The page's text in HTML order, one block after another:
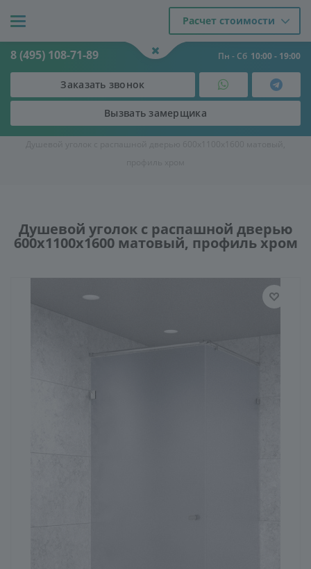
Расчет стоимости
8 (495) 108-71-89 Пн - Сб 10:00 - 19:00
Заказать звонок
Вызвать замерщика
Двери - Душевые кабины и ограждения - Душевые уголки
-
Душевой уголок с распашной дверью
600х1100х1600 матовый, профиль хром